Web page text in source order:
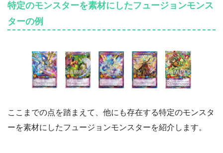
特定のモンスターを素材にしたフュージョンモンス
ターの例
ここまでの点を踏まえて、他にも存在する特定のモンスタ
ーを素材にしたフュージョンモンスターを紹介します。